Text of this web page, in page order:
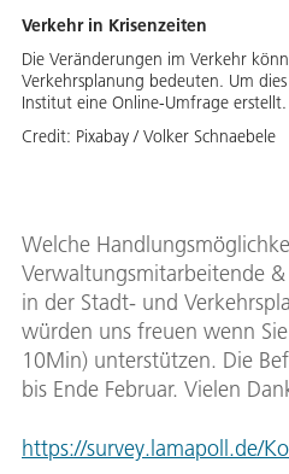
Verkehr in Krisenzeiten
Die Veränderungen im Verkehr
Verkehrsplanung bedeuten. Um
Institut eine Online-Umfrage erstellt.
Credit: Pixabay / Volker Schnaebele
Welche
Verwaltungsmitarbeitende
in der Stadt- und
würden uns freuen wenn
10Min) unterstützen. Die
bis Ende Februar. Vielen
https://survey.lamapoll.de/